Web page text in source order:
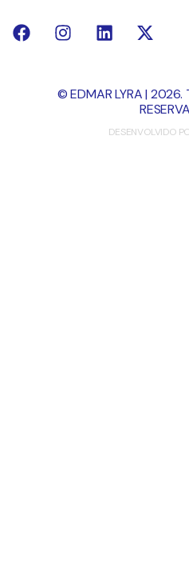
© EDMAR LYRA | 2026.
DESENVOLVIDO